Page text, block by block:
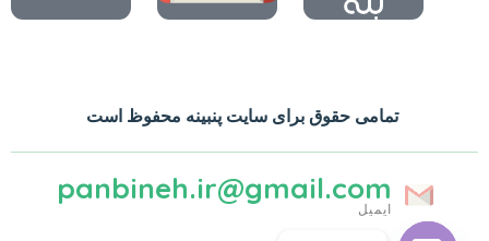
تمامی حقوق برای سایت پنبینه محفوظ است
panbineh.ir@gmail.com
ایمیل